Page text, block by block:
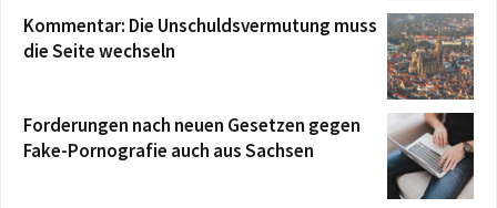
Kommentar: Die Unschuldsvermutung muss
die Seite wechseln
Forderungen nach neuen Gesetzen gegen
Fake-Pornografie auch aus Sachsen